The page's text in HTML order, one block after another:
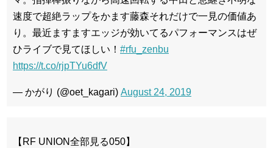
速度で超絶ラップをかます藤森それだけで一見の価値あ
り。最近ますますエッジが効いてるパフォーマンスはぜ
ひライブで見てほしい！ #rfu_zenbu
https://t.co/rjpTYu6dfV
— かがり (@oet_kagari) August 24, 2019
【RF UNION全部見る050】